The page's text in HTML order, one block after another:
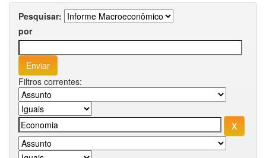
Pesquisar:
por
Filtros correntes: